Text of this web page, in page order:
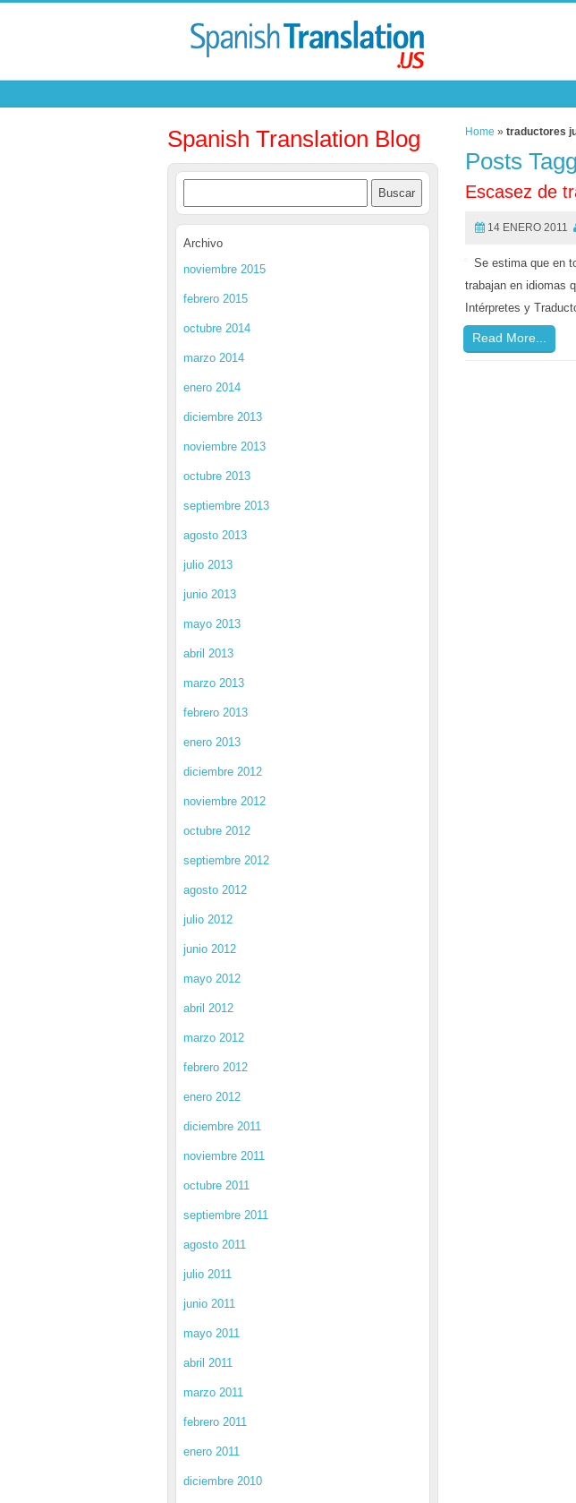
Spanish Translation Blog
Archivo
noviembre 2015
febrero 2015
octubre 2014
marzo 2014
enero 2014
diciembre 2013
noviembre 2013
octubre 2013
septiembre 2013
agosto 2013
julio 2013
junio 2013
mayo 2013
abril 2013
marzo 2013
febrero 2013
enero 2013
diciembre 2012
noviembre 2012
octubre 2012
septiembre 2012
agosto 2012
julio 2012
junio 2012
mayo 2012
abril 2012
marzo 2012
febrero 2012
enero 2012
diciembre 2011
noviembre 2011
octubre 2011
septiembre 2011
agosto 2011
julio 2011
junio 2011
mayo 2011
abril 2011
marzo 2011
febrero 2011
enero 2011
diciembre 2010
Home »traductores
Posts
Escasez de
14 ENERO 2011
Se estima que en
trabajan en idiomas
Intérpretes y
Read More...